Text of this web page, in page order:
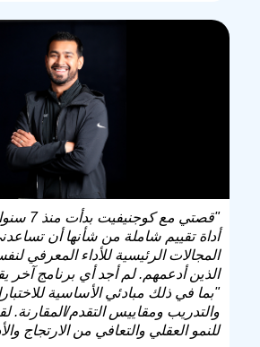
"قصتي مع
أداة تقييم شاملة من شأنها أن
المجالات الرئيسية للأداء المعرفي
الذين أدعمهم. لم أجد أي برنامج آخر
"بما في ذلك مبادئي الأساسية
والتدريب ومقاييس التقدم/المقارنة.
للنمو العقلي والتعافي من الارتجاج